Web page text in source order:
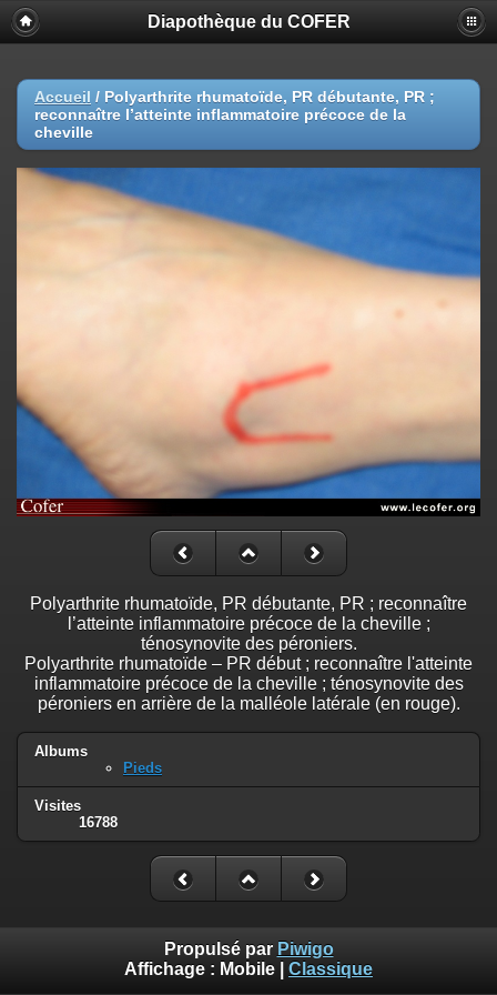
Diapothèque du COFER
Accueil / Polyarthrite rhumatoïde, PR débutante, PR ;
reconnaître l’atteinte inflammatoire précoce de la
cheville
Polyarthrite rhumatoïde, PR débutante, PR ; reconnaître
l’atteinte inflammatoire précoce de la cheville ;
ténosynovite des péroniers.
Polyarthrite rhumatoïde – PR début ; reconnaître l'atteinte
inflammatoire précoce de la cheville ; ténosynovite des
péroniers en arrière de la malléole latérale (en rouge).
Albums
Pieds
Visites
16788
Propulsé par Piwigo
Affichage : Mobile Classique